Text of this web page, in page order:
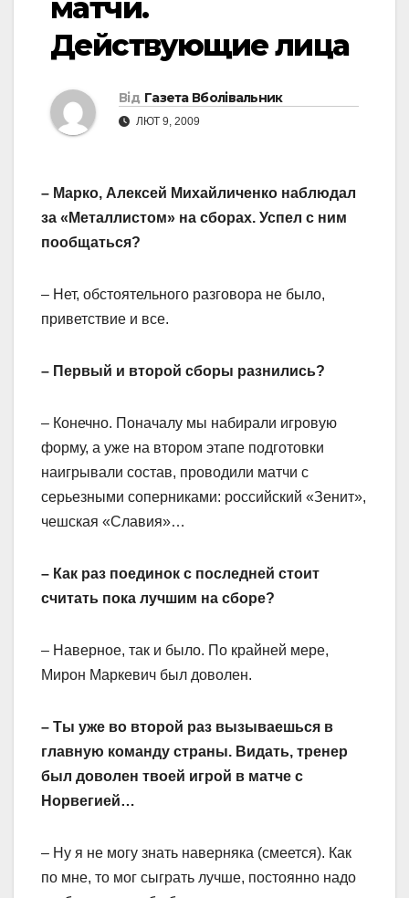
матчи.
Действующие лица
Від Газета Вболівальник
ЛЮТ 9, 2009
– Марко, Алексей Михайличенко наблюдал
за «Металлистом» на сборах. Успел с ним
пообщаться?
– Нет, обстоятельного разговора не было,
приветствие и все.
– Первый и второй сборы разнились?
– Конечно. Поначалу мы набирали игровую
форму, а уже на втором этапе подготовки
наигрывали состав, проводили матчи с
серьезными соперниками: российский «Зенит»,
чешская «Славия»…
– Как раз поединок с последней стоит
считать пока лучшим на сборе?
– Наверное, так и было. По крайней мере,
Мирон Маркевич был доволен.
– Ты уже во второй раз вызываешься в
главную команду страны. Видать, тренер
был доволен твоей игрой в матче с
Норвегией…
– Ну я не могу знать наверняка (смеется). Как
по мне, то мог сыграть лучше, постоянно надо